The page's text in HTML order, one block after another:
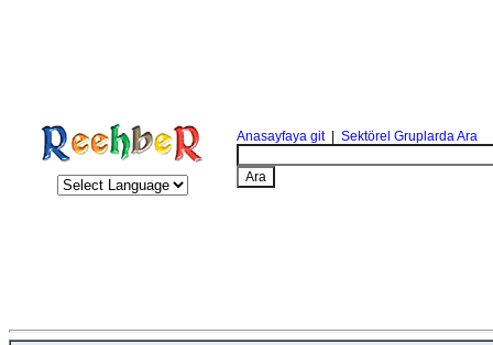
Anasayfaya git| Sektörel Gruplarda Ara